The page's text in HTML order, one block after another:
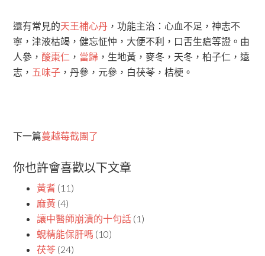
還有常見的天王補心丹 ，功能主治：心血不足，神志不
寧，津液枯竭，健忘怔忡，大便不利，口舌生瘡等證。由
人參，酸棗仁 ， 當歸 ，生地黃，麥冬，天冬，柏子仁，遠
志， 五味子 ，丹參，元參，白茯苓，桔梗。
下一篇蔓越莓截團了
你也許會喜歡以下文章
黃耆 (11)
麻黃 (4)
讓中醫師崩潰的十句話 (1)
蜆精能保肝嗎 (10)
茯苓 (24)